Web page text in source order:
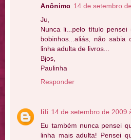
Anônimo 14 de setembro
Ju,
Nunca li...pelo título
bobinhos...aliás, não
linha adulta de livros...
Bjos,
Paulinha
Responder
lili 14 de setembro de 2009
Eu também nunca pensei
linha mais adulta! Pensei